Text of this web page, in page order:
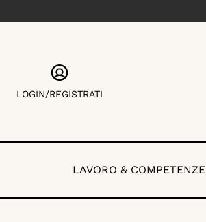
LOGIN/REGISTRATI
LAVORO & COMPETENZE